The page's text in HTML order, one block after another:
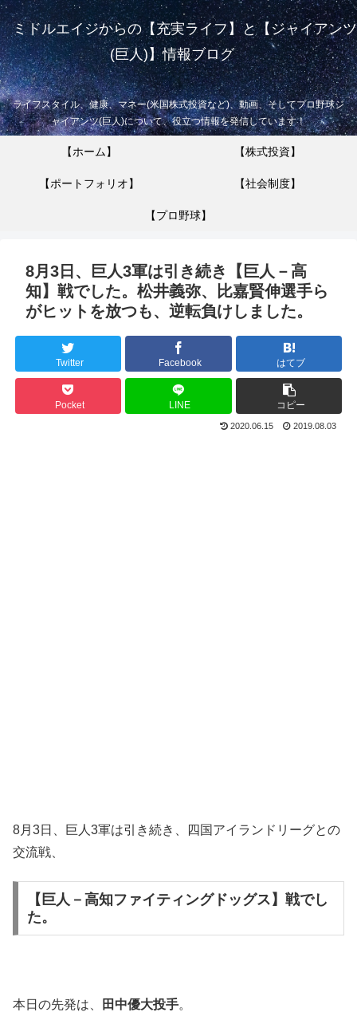
ミドルエイジからの【充実ライフ】と【ジャイアンツ
(巨人)】情報ブログ
ライフスタイル、健康、マネー(米国株式投資など)、動画、そしてプロ野球ジ
ャイアンツ(巨人)について、役立つ情報を発信しています！
【ホーム】 【株式投資】
【ポートフォリオ】 【社会制度】
【プロ野球】
8月3日、巨人3軍は引き続き【巨人－高
知】戦でした。松井義弥、比嘉賢伸選手ら
がヒットを放つも、逆転負けしました。
Twitter Facebook はてブ
Pocket LINE コピー
2020.06.15 2019.08.03
8月3日、巨人3軍は引き続き、四国アイランドリーグとの
交流戦、
【巨人－高知ファイティングドッグス】戦でし
た。
本日の先発は、 田中優大投手。